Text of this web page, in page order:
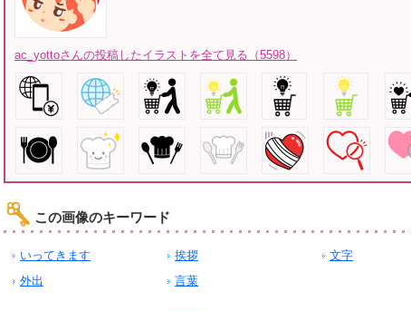
ac_yottoさんの投稿したイラストを全て見る（5598）
この画像のキーワード
いってきます 挨拶 文字
外出
言葉